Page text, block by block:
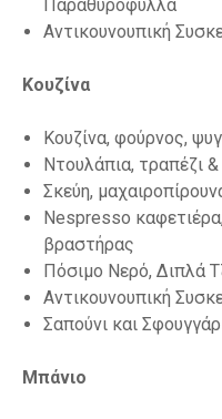
Παραθυρόφυλλα
Αντικουνουπική
Κουζίνα
Κουζίνα, φούρνος,
Ντουλάπια, τραπέζι
Σκεύη,
Nespresso
βραστήρας
Πόσιμο Νερό, Διπλά
Αντικουνουπική
Σαπούνι και
Μπάνιο